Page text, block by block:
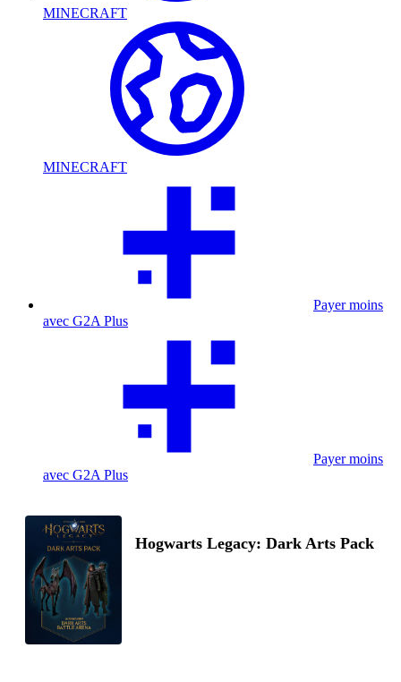
MINECRAFT
MINECRAFT
Payer moins
avec G2A Plus
Payer moins
avec G2A Plus
Hogwarts Legacy: Dark Arts Pack